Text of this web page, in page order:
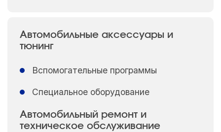
Автомобильные аксессуары и
тюнинг
Вспомогательные программы
Специальное оборудование
Автомобильный ремонт и
техническое обслуживание